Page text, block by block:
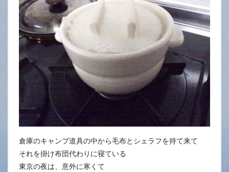
倉庫のキャンプ道具の中から毛布とシェラフを持て来て
それを掛け布団代わりに寝ている
東京の夜は、意外に寒くて